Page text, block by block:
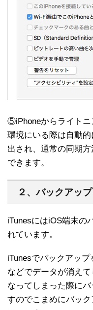
⑤iPhoneからライトニ
環境にいる際は自動
出され、通常の同期
できます。
２、バックアッ
iTunesにはiOS端末の
れています。
iTunesでバックアッ
などでデータが消え
なってしまった際に
すのでこまめにバッ